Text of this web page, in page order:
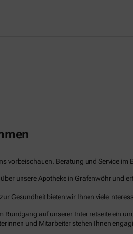
vorbeischauen. Beratung und Service
unsere Apotheke in Grafenwöhr und
Gesundheit bieten wir Ihnen viele
Rundgang auf unserer Internetseite ein
und Mitarbeiter stehen Ihnen